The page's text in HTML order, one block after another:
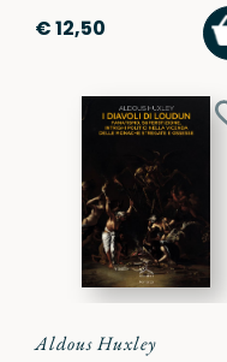
€ 12,50
Aldous Huxley